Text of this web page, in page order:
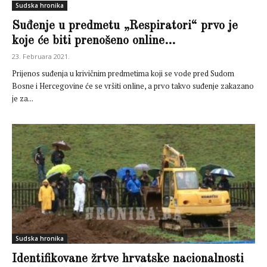
Sudska hronika
Suđenje u predmetu „Respiratori“ prvo je
koje će biti prenošeno online...
23. Februara 2021.
Prijenos suđenja u krivičnim predmetima koji se vode pred Sudom
Bosne i Hercegovine će se vršiti online, a prvo takvo suđenje zakazano
je za...
Sudska hronika
Identifikovane žrtve hrvatske nacionalnosti